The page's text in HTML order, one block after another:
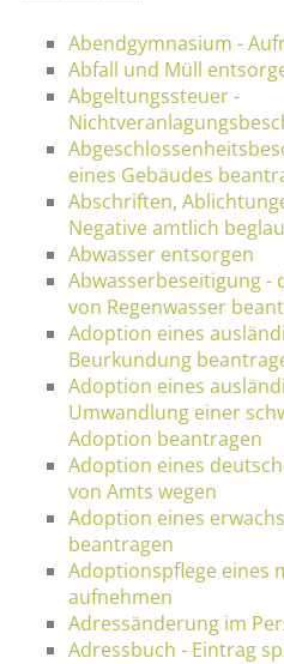
Abendgymnasium -
Abfall und Müll
Abgeltungssteuer -
eines Gebäudes
Abschriften,
Negative amtlich
Abwasser entsorgen
Abwasserbeseitigung -
von Regenwasser
Adoption eines
Beurkundung
Adoption eines
Umwandlung einer
Adoption beantragen
Adoption eines
von Amts wegen
Adoption eines
beantragen
Adoptionspflege eines
aufnehmen
Adressänderung im
Adressbuch - Eintrag